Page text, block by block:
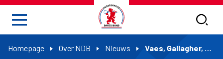
Homepage Over NDB Nieuws Vaes, Gallagher, Bastiaansen, Brussel en Ruiter pakken titels in Antwerpen